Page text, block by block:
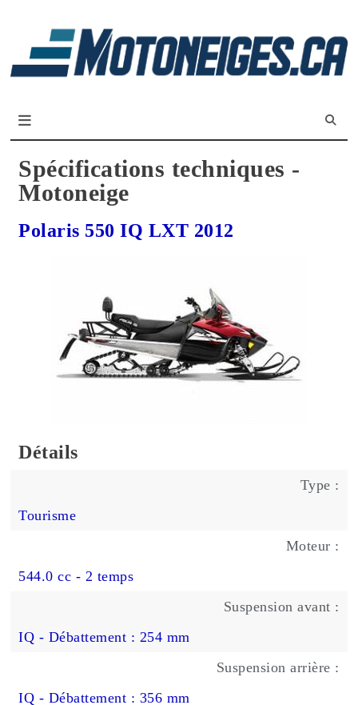
Spécifications techniques -
Motoneige
Polaris 550 IQ LXT 2012
Détails
Type :
Tourisme
Moteur :
544.0 cc - 2 temps
Suspension avant :
IQ - Débattement : 254 mm
Suspension arrière :
IQ - Débattement : 356 mm